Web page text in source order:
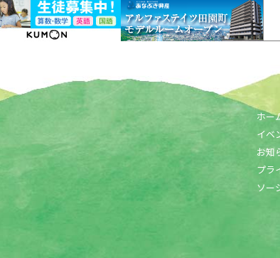
ホー
イベ
お知
プラ
ソー